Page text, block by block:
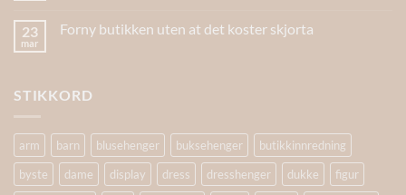
23
mar
Forny butikken uten at det koster skjorta
STIKKORD
arm barn blusehenger buksehenger
butikkinnredning
byste
dame display dress dresshenger dukke
figur